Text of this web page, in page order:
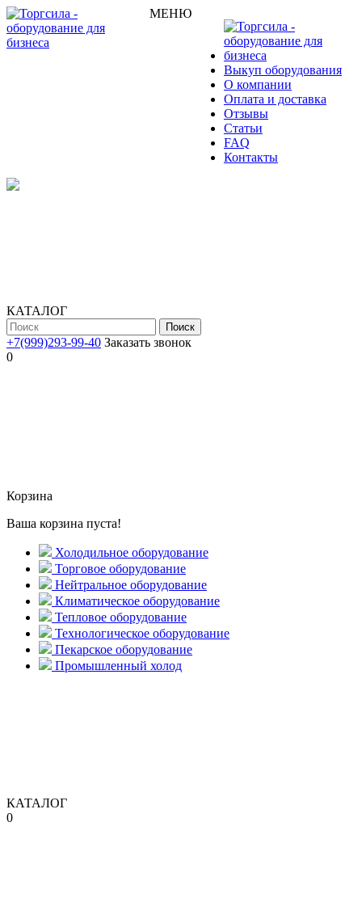
МЕНЮ
Выкуп оборудования
О компании
Оплата и доставка
Отзывы
Статьи
FAQ
Контакты
КАТАЛОГ
Поиск
+7(999)293-99-40 Заказать звонок
0
Корзина
Ваша корзина пуста!
Холодильное оборудование
Торговое оборудование
Нейтральное оборудование
Климатическое оборудование
Тепловое оборудование
Технологическое оборудование
Пекарское оборудование
Промышленный холод
КАТАЛОГ
0